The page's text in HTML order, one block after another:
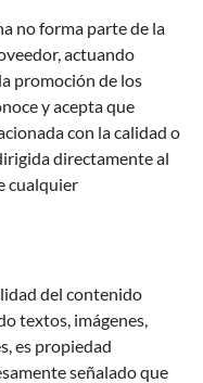
no forma parte de la
actuando
promoción de los
y acepta que
con la calidad o
directamente al
cualquier
del contenido
textos, imágenes,
es propiedad
señalado que